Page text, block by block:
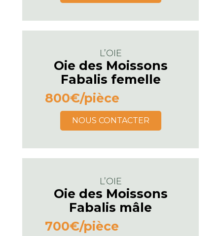
L’OIE
Oie des Moissons
Fabalis femelle
800€/pièce
NOUS CONTACTER
L’OIE
Oie des Moissons
Fabalis mâle
700€/pièce